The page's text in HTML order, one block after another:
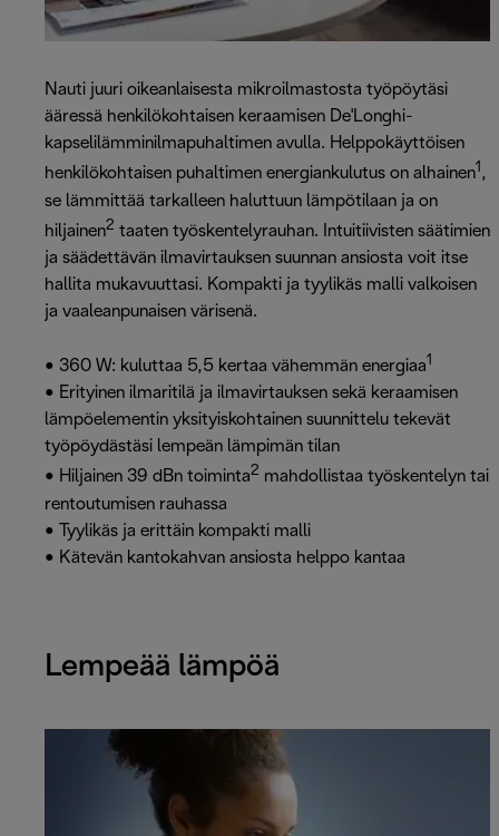
Nauti juuri oikeanlaisesta mikroilmastosta työpöytäsi
ääressä henkilökohtaisen keraamisen De'Longhi-
kapselilämminilmapuhaltimen avulla. Helppokäyttöisen
henkilökohtaisen puhaltimen energiankulutus on alhainen1 ,
se lämmittää tarkalleen haluttuun lämpötilaan ja on
hiljainen2 taaten työskentelyrauhan. Intuitiivisten säätimien
ja säädettävän ilmavirtauksen suunnan ansiosta voit itse
hallita mukavuuttasi. Kompakti ja tyylikäs malli valkoisen
ja vaaleanpunaisen värisenä.
• 360 W: kuluttaa 5,5 kertaa vähemmän energiaa1
• Erityinen ilmaritilä ja ilmavirtauksen sekä keraamisen
lämpöelementin yksityiskohtainen suunnittelu tekevät
työpöydästäsi lempeän lämpimän tilan
• Hiljainen 39 dBn toiminta2 mahdollistaa työskentelyn tai
rentoutumisen rauhassa
• Tyylikäs ja erittäin kompakti malli
• Kätevän kantokahvan ansiosta helppo kantaa
Lempeää lämpöä